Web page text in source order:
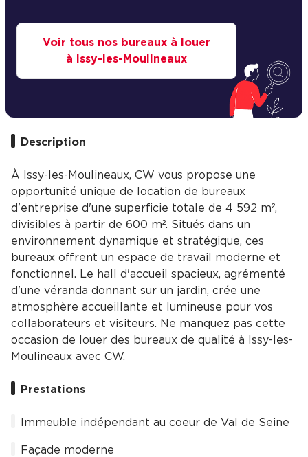
Voir tous nos bureaux à louer
à Issy-les-Moulineaux
Description
À Issy-les-Moulineaux, CW vous propose une
opportunité unique de location de bureaux
d'entreprise d'une superficie totale de 4 592 m²,
divisibles à partir de 600 m². Situés dans un
environnement dynamique et stratégique, ces
bureaux offrent un espace de travail moderne et
fonctionnel. Le hall d'accueil spacieux, agrémenté
d'une véranda donnant sur un jardin, crée une
atmosphère accueillante et lumineuse pour vos
collaborateurs et visiteurs. Ne manquez pas cette
occasion de louer des bureaux de qualité à Issy-les-
Moulineaux avec CW.
Prestations
Immeuble indépendant au coeur de Val de Seine
Façade moderne